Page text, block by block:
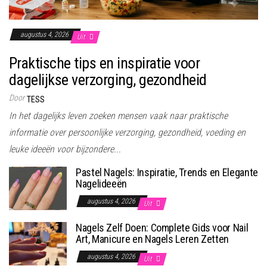
augustus 4, 2026 Uit
Praktische tips en inspiratie voor
dagelijkse verzorging, gezondheid
Door TESS
In het dagelijks leven zoeken mensen vaak naar praktische
informatie over persoonlijke verzorging, gezondheid, voeding en
leuke ideeën voor bijzondere...
Pastel Nagels: Inspiratie, Trends en Elegante
Nagelideeën
augustus 4, 2026 Uit
Nagels Zelf Doen: Complete Gids voor Nail
Art, Manicure en Nagels Leren Zetten
augustus 4, 2026 Uit